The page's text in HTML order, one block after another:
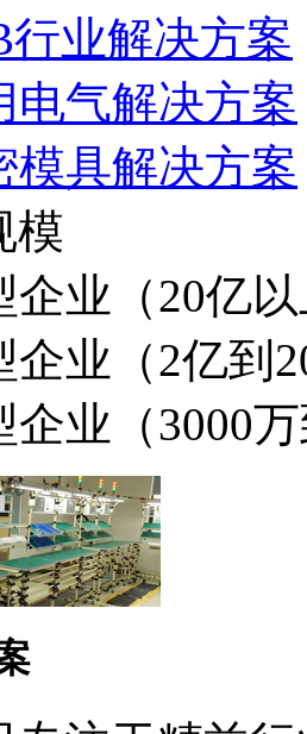
行业解决方案
电气解决方案
模具解决方案
模
企业（20亿
企业（2亿到
企业（3000